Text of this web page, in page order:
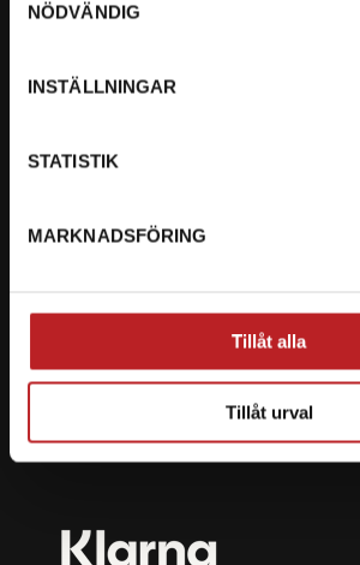
NÖDVÄNDIG
INSTÄLLNINGAR
STATISTIK
MARKNADSFÖRING
Tillåt alla
Tillåt urval
Org. nummer: 5566689278
Ryckepungsvägen 3, 79177 Falun
Vi erbjuder flera olika betalsätt. Dina
skyddade med krypteringsteknik.